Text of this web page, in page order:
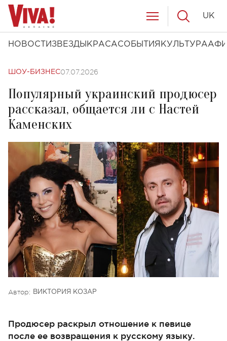
НОВОСТИ ЗВЕЗДЫ КРАСАСОБЫТИЯ КУЛЬТУРА
UK
ШОУ-БИЗНЕС07.07.2026
Популярный украинский продюсер
рассказал, общается ли с Настей
Каменских
Автор: ВИКТОРИЯ КОЗАР
Продюсер раскрыл отношение к певице
поcле ее возвращения к русскому языку.